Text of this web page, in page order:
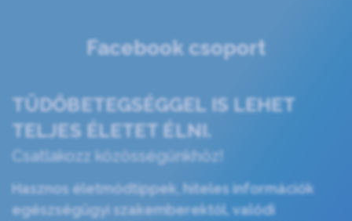
Facebook csoport
TÜDŐBETEGSÉGGEL IS LEHET
TELJES ÉLETET ÉLNI.
Csatlakozz közösségünkhöz!
Hasznos életmódtippek, hiteles információk
egészségügyi szakemberektől, valódi